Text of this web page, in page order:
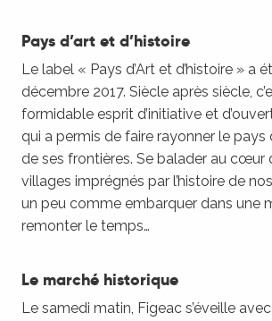
Pays d’art et d’histoire
Le label « Pays d’Art et d’histoire » a
décembre 2017. Siècle après siècle,
formidable esprit d’initiative et
qui a permis de faire rayonner le pays
de ses frontières. Se balader au cœur
villages imprégnés par l’histoire de
un peu comme embarquer dans une
remonter le temps…
Le marché historique
Le samedi matin, Figeac s’éveille